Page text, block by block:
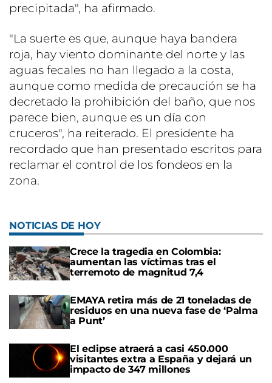
precipitada", ha afirmado.
"La suerte es que, aunque haya bandera
roja, hay viento dominante del norte y las
aguas fecales no han llegado a la costa,
aunque como medida de precaución se ha
decretado la prohibición del baño, que nos
parece bien, aunque es un día con
cruceros", ha reiterado. El presidente ha
recordado que han presentado escritos para
reclamar el control de los fondeos en la
zona.
NOTICIAS DE HOY
Crece la tragedia en Colombia:
aumentan las víctimas tras el
terremoto de magnitud 7,4
EMAYA retira más de 21 toneladas de
residuos en una nueva fase de ‘Palma
a Punt’
El eclipse atraerá a casi 450.000
visitantes extra a España y dejará un
impacto de 347 millones